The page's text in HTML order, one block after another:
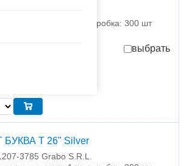
партия поставки: 1 шт коробка: 300 шт
выбрать
БУКВА Т 26" Silver
3785 Grabo S.R.L.